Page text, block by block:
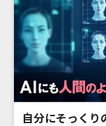
自分にそっくり